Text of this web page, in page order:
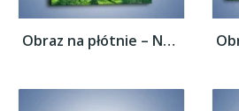
Obraz na płótnie – Na długi spacer z psem...